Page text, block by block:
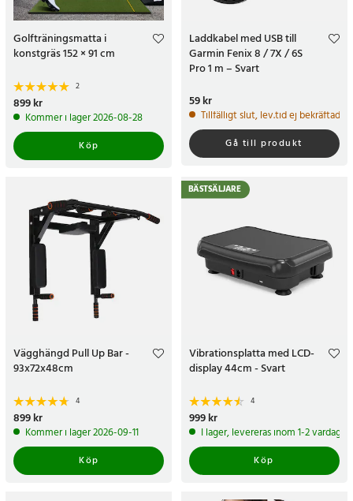
Golfträningsmatta i
konstgräs 152 × 91 cm
2
Pris:899 kr
899 kr
Kommer i lager 2026-08-28
Köp
Laddkabel med USB till
Garmin Fenix 8 / 7X / 6S
Pro 1 m – Svart
Pris:
59 kr
Tillfälligt slut, lev.tid ej bekräftad
Gå till produkt
Vägghängd Pull Up Bar -
93x72x48cm
4
Pris:899 kr
899 kr
Kommer i lager 2026-09-11
Köp
BÄSTSÄLJARE
Vibrationsplatta med LCD-
display 44cm - Svart
4
Pris:999 kr
999 kr
I lager, levereras inom 1-2 vardagar
Köp